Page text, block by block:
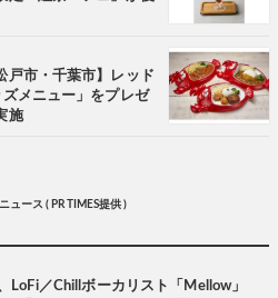
戸市・千葉市】レッド
メニュー」をプレゼ
施
ュース ( PR TIMES提供 )
LoFi／Chillボーカリスト「Mellow」